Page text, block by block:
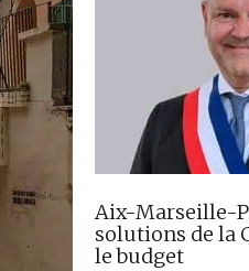
Aix-Marseille-
solutions de la
le budget